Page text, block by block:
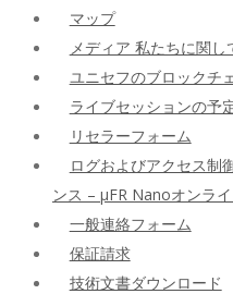
マップ
メディア 私たちに関し
ユニセフのブロックチ
ライブセッションの予
リセラーフォーム
ログおよびアクセス制
ンス – μFR Nanoオンラ
一般連絡フォーム
保証請求
技術文書ダウンロード